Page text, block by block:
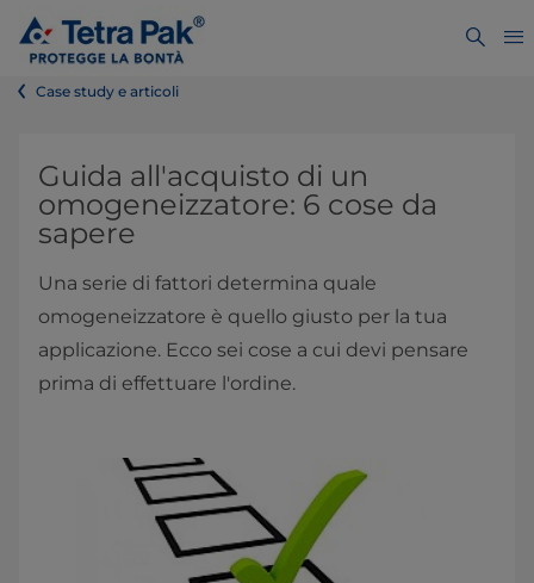
Case study e articoli
Guida all'acquisto di un
omogeneizzatore: 6 cose da
sapere
Una serie di fattori determina quale
omogeneizzatore è quello giusto per la tua
applicazione. Ecco sei cose a cui devi pensare
prima di effettuare l'ordine.